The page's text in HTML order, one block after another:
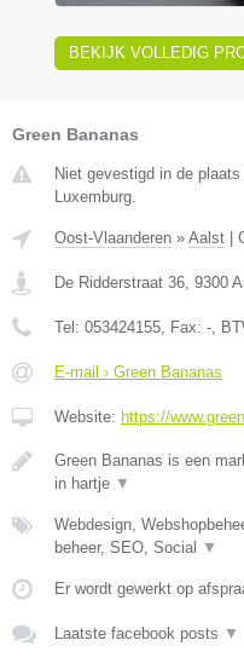
BEKIJK VOLLEDIG
Green Bananas
Niet gevestigd in de
Luxemburg.
Oost-Vlaanderen » Aalst |
De Ridderstraat 36 9300
Tel: 053424155 , Fax: - ,
E-mail › Green Bananas
Website: https://
Green Bananas is een
in hartje ▼
Webdesign,
beheer, SEO, Social ▼
Er wordt gewerkt op
Laatste facebook posts ▼